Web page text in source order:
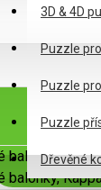
3D & 4D
Puzzle
Puzzle
Puzzle
Dřevěné